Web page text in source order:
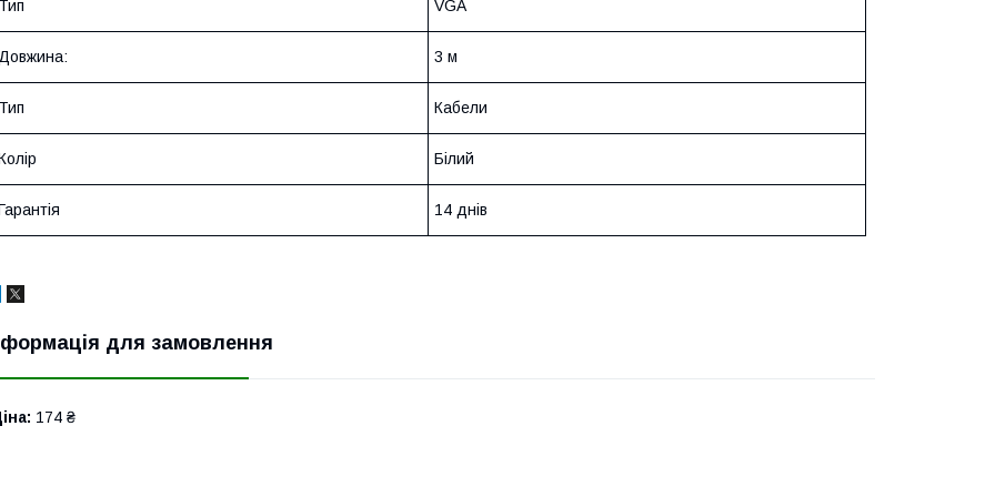
VGA
3 м
Кабели
Білий
14 днів
для замовлення
174 ₴